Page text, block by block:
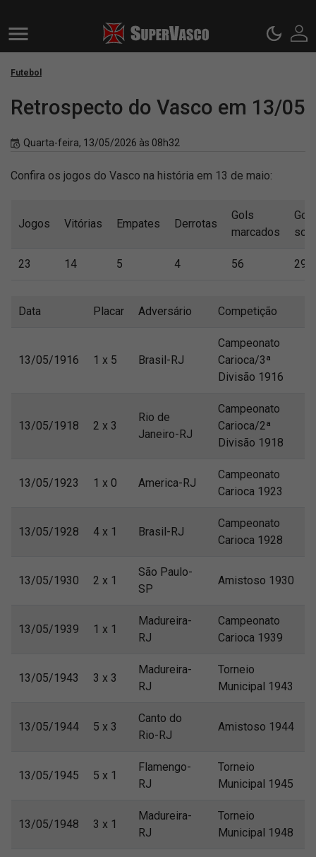
Futebol
Retrospecto do Vasco em 13/05
Quarta-feira, 13/05/2026 às 08h32
Confira os jogos do Vasco na história em 13 de maio:
Jogos Vitórias Empates Derrotas
Gols
marcados
Gols
23 14 5 4 56 29
Data Placar Adversário Competição
13/05/1916 1 x 5 Brasil-RJ
Campeonato
Carioca/3ª
Divisão 1916
13/05/1918 2 x 3
Rio de
Janeiro-RJ
Campeonato
Carioca/2ª
Divisão 1918
13/05/1923 1 x 0 America-RJ
Campeonato
Carioca 1923
13/05/1928 4 x 1 Brasil-RJ
Campeonato
Carioca 1928
13/05/1930 2 x 1
São Paulo-
SP
Amistoso 1930
13/05/1939 1 x 1
Madureira-
RJ
Campeonato
Carioca 1939
13/05/1943 3 x 3
Madureira-
RJ
Torneio
Municipal 1943
13/05/1944 5 x 3
Canto do
Rio-RJ
Amistoso 1944
13/05/1945 5 x 1
Flamengo-
RJ
Torneio
Municipal 1945
13/05/1948 3 x 1
Madureira-
RJ
Torneio
Municipal 1948